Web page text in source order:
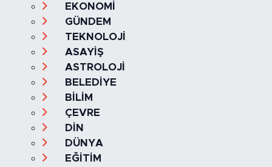
EKONOMİ
GÜNDEM
TEKNOLOJİ
ASAYİŞ
ASTROLOJİ
BELEDİYE
BİLİM
ÇEVRE
DİN
DÜNYA
EĞİTİM